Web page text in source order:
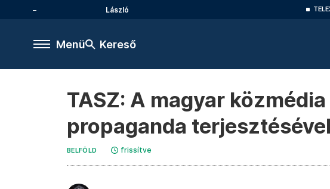
László
Menü Kereső
TASZ: A magyar
propaganda terjesztésével
BELFÖLD frissítve